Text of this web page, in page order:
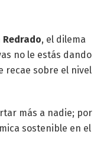
, el dilema
no le estás dando
recae sobre el nivel
más a nadie; por
sostenible en el